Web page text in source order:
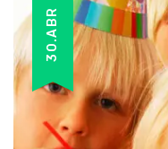
30.ABR